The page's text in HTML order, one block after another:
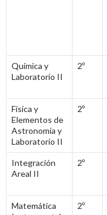
Química y
Laboratorio II
2º
Física y
Elementos de
Astronomía y
Laboratorio II
2º
Integración
Areal II
2º
Matemática
2º